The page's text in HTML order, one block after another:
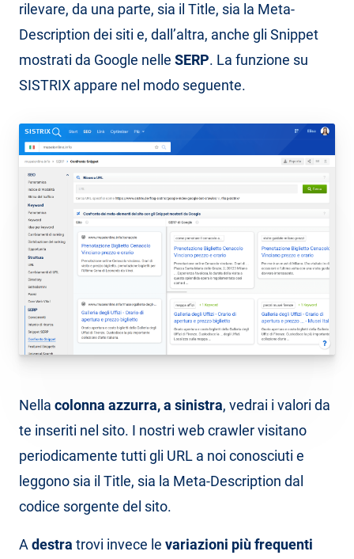
rilevare, da una parte, sia il Title, sia la Meta-
Description dei siti e, dall’altra, anche gli Snippet
mostrati da Google nelle SERP. La funzione su
SISTRIX appare nel modo seguente.
Nella colonna azzurra, a sinistra, vedrai i valori da
te inseriti nel sito. I nostri web crawler visitano
periodicamente tutti gli URL a noi conosciuti e
leggono sia il Title, sia la Meta-Description dal
codice sorgente del sito.
Adestra trovi invece le variazioni più frequenti